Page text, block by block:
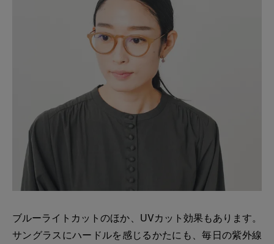
ブルーライトカットのほか、UVカット効果もあります。
サングラスにハードルを感じるかたにも、毎日の紫外線